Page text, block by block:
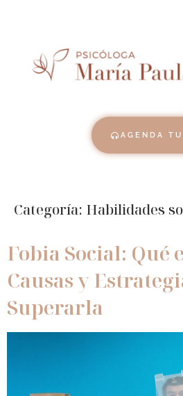
AGENDA
Categoría: Habilidades
Fobia Social: Qué
Causas y
Superarla